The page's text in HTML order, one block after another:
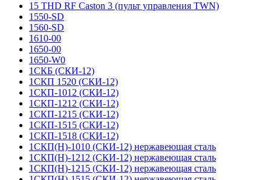
15 THD RF Caston 3 (пульт управления TWN)
1550-SD
1560-SD
1610-00
1650-00
1650-W0
1СКБ (СКИ-12)
1СКП 1520 (СКИ-12)
1СКП-1012 (СКИ-12)
1СКП-1212 (СКИ-12)
1СКП-1215 (СКИ-12)
1СКП-1515 (СКИ-12)
1СКП-1518 (СКИ-12)
1СКП(Н)-1010 (СКИ-12) нержавеющая сталь
1СКП(Н)-1212 (СКИ-12) нержавеющая сталь
1СКП(Н)-1215 (СКИ-12) нержавеющая сталь